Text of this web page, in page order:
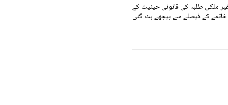
ملکی طلبہ کی قانونی حیثیت کے
خاتمے کے فیصلے سے پیچھے ہٹ گئی